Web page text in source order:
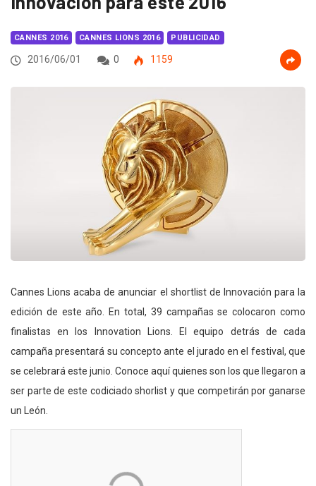
CANNES 2016 CANNES LIONS 2016 PUBLICIDAD
2016/06/01 0 1159
Cannes Lions acaba de anunciar el shortlist de Innovación para la
edición de este año. En total, 39 campañas se colocaron como
finalistas en los Innovation Lions. El equipo detrás de cada
campaña presentará su concepto ante el jurado en el festival, que
se celebrará este junio. Conoce aquí quienes son los que llegaron a
ser parte de este codiciado shorlist y que competirán por ganarse
un León.